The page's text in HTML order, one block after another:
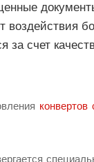
за счет
конвертов